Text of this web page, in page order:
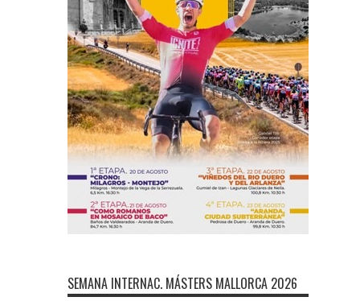
SEMANA INTERNAC. MÁSTERS MALLORCA 2026